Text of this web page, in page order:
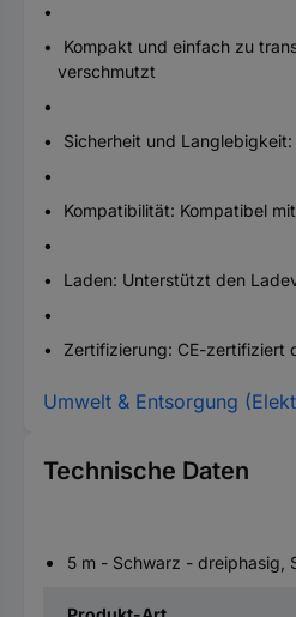
Kompakt und einfach zu
verschmutzt
Sicherheit und
Kompatibilität: Kompatibel
Laden: Unterstützt den
Zertifizierung: CE-zertifiziert
Umwelt & Entsorgung
Technische Daten
5 m - Schwarz - dreiphasig,